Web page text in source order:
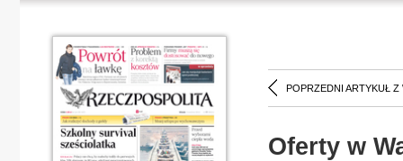
POPRZEDNI ARTYKUŁ Z
Oferty w